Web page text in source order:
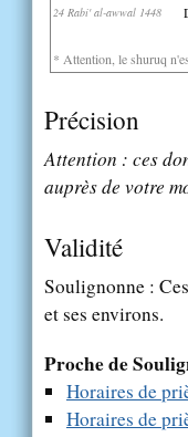
24 Rabi' al-awwal 1448
* Attention, le shuruq
Précision
Attention : ces
auprès de votre
Validité
Soulignonne :
et ses environs.
Proche de
Horaires de
Horaires de